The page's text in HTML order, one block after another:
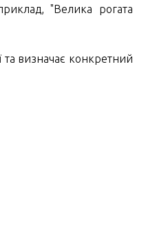
"Велика рогата
та визначає конкретний